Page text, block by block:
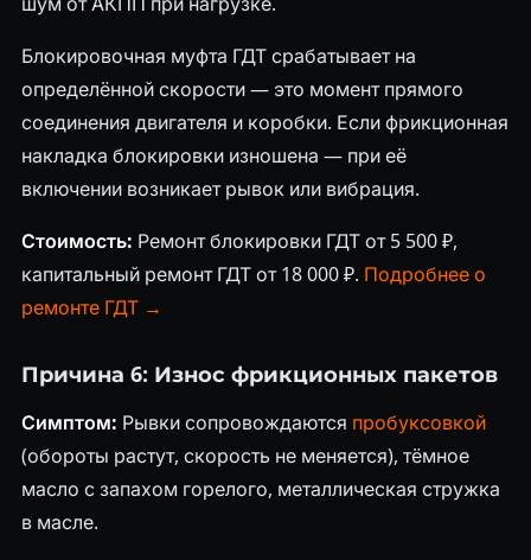
Блокировочная муфта ГДТ срабатывает на
определённой скорости — это момент прямого
соединения двигателя и коробки. Если фрикционная
накладка блокировки изношена — при её
включении возникает рывок или вибрация.
Стоимость: Ремонт блокировки ГДТ от 5 500 ₽,
капитальный ремонт ГДТ от 18 000 ₽. Подробнее о
ремонте ГДТ →
Причина 6: Износ фрикционных пакетов
Симптом: Рывки сопровождаются пробуксовкой
(обороты растут, скорость не меняется), тёмное
масло с запахом горелого, металлическая стружка
в масле.